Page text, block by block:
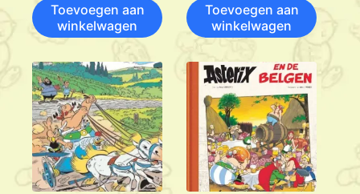
Toevoegen aan
winkelwagen
Toevoegen aan
winkelwagen